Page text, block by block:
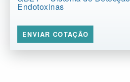
Endotoxinas
ENVIAR COTAÇÃO